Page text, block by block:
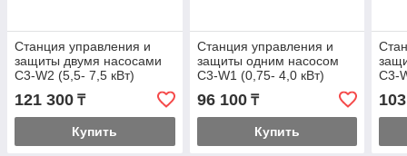
Станция управления и
защиты двумя насосами
C3-W2 (5,5- 7,5 кВт)
121 300 ₸
Купить
Станция управления и
защиты одним насосом
C3-W1 (0,75- 4,0 кВт)
96 100₸
Купить
C3-